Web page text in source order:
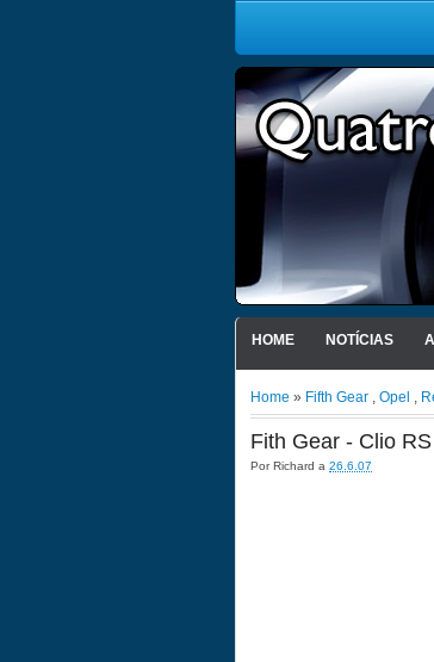
HOME NOTÍCIAS
Home » Fifth Gear , Opel ,
Fith Gear - Clio
PorRichard a 26.6.07